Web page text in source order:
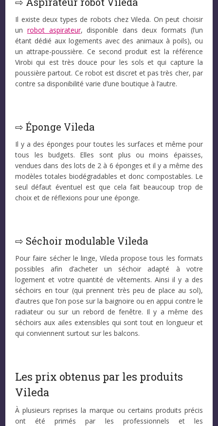
Il existe deux types de robots chez Vileda. On peut choisir
un robot aspirateur, disponible dans deux formats (l’un
étant dédié aux logements avec des animaux à poils), ou
un attrape-poussière. Ce second produit est la référence
Virobi qui est très douce pour les sols et qui capture la
poussière partout. Ce robot est discret et pas très cher, par
contre sa disponibilité varie d’une boutique à l’autre.
⇨ Éponge Vileda
Il y a des éponges pour toutes les surfaces et même pour
tous les budgets. Elles sont plus ou moins épaisses,
vendues dans des lots de 2 à 6 éponges et il y a même des
modèles totales biodégradables et donc compostables. Le
seul défaut éventuel est que cela fait beaucoup trop de
choix et de réflexions pour une éponge.
⇨ Séchoir modulable Vileda
Pour faire sécher le linge, Vileda propose tous les formats
possibles afin d’acheter un séchoir adapté à votre
logement et votre quantité de vêtements. Ainsi il y a des
séchoirs en tour (qui prennent très peu de place au sol),
d’autres que l’on pose sur la baignoire ou en appui contre le
radiateur ou sur un rebord de fenêtre. Il y a même des
séchoirs aux ailes extensibles qui sont tout en longueur et
qui conviennent surtout sur les balcons.
Les prix obtenus par les produits
Vileda
À plusieurs reprises la marque ou certains produits précis
ont été primés par les professionnels et les